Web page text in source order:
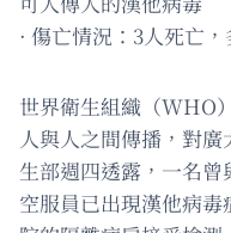
· 傷亡情況：3人死亡
世界衛生組織（WHO
人與人之間傳播，對
生部週四透露，一名
空服員已出現漢他病